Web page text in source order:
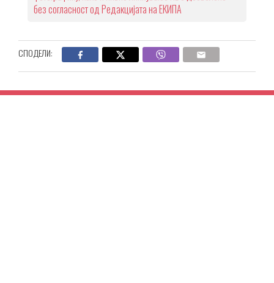
без согласност од Редакцијата на ЕКИПА
СПОДЕЛИ: